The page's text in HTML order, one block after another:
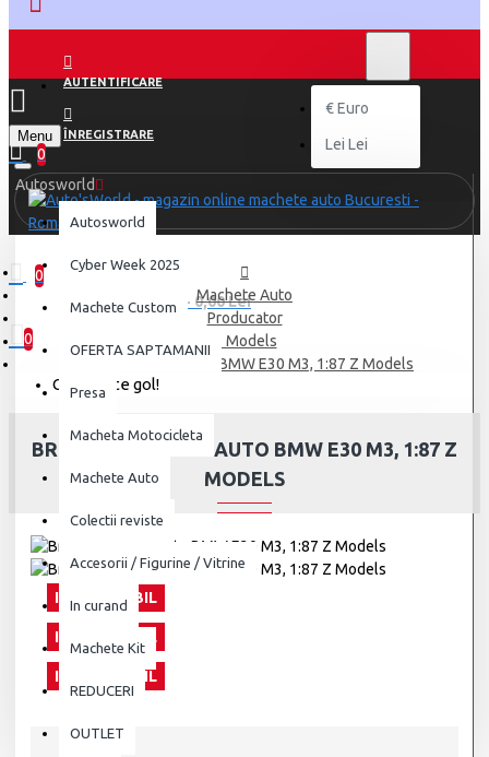
AUTENTIFICARE
ÎNREGISTRARE
€Euro
Lei Lei
Menu
0
0
0 produs(e) - 0,00 Lei
0
Coșul este gol!
Autosworld
Autosworld
Cyber Week 2025
Machete Custom
OFERTA SAPTAMANII
Presa
Macheta Motocicleta
Machete Auto
Colectii reviste
Accesorii / Figurine / Vitrine
In curand
Machete Kit
REDUCERI
OUTLET
Machete Auto
Producator
Z Models
Breloc macheta auto BMW E30 M3, 1:87 Z Models
BRELOC MACHETA AUTO BMW E30 M3, 1:87 Z
MODELS
INDISPONIBIL
INDISPONIBIL
INDISPONIBIL